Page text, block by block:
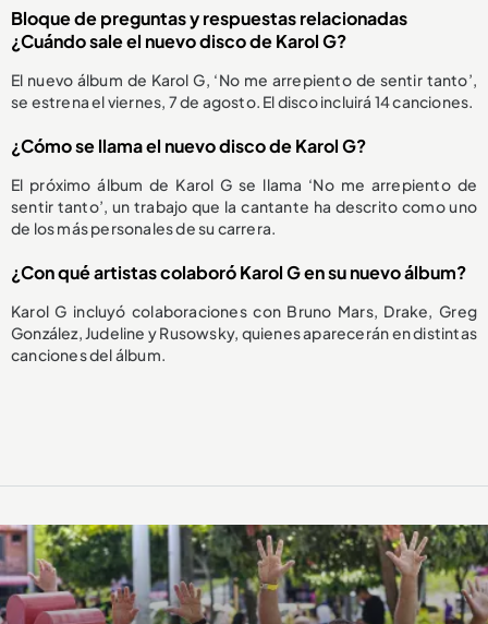
Bloque de preguntas y respuestas relacionadas
¿Cuándo sale el nuevo disco de Karol G?
El nuevo álbum de Karol G, ‘No me arrepiento de sentir tanto’,
se estrena el viernes, 7 de agosto. El disco incluirá 14 canciones.
¿Cómo se llama el nuevo disco de Karol G?
El próximo álbum de Karol G se llama ‘No me arrepiento de
sentir tanto’, un trabajo que la cantante ha descrito como uno
de los más personales de su carrera.
¿Con qué artistas colaboró Karol G en su nuevo álbum?
Karol G incluyó colaboraciones con Bruno Mars, Drake, Greg
González, Judeline y Rusowsky, quienes aparecerán en distintas
canciones del álbum.